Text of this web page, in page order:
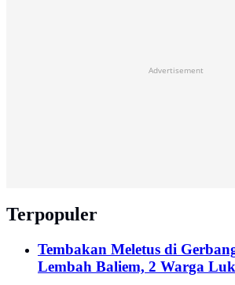
Advertisement
Terpopuler
Tembakan Meletus di
Lembah Baliem, 2 Warga